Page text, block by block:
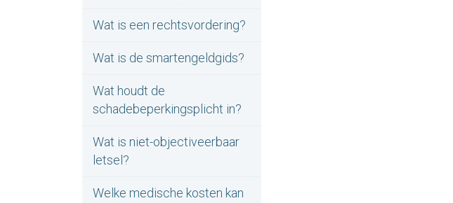
Wat is een rechtsvordering?
Wat is de smartengeldgids?
Wat houdt de
schadebeperkingsplicht in?
Wat is niet-objectiveerbaar
letsel?
Welke medische kosten kan